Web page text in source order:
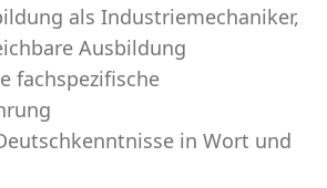
als Industriemechaniker,
Ausbildung
fachspezifische
in Wort und